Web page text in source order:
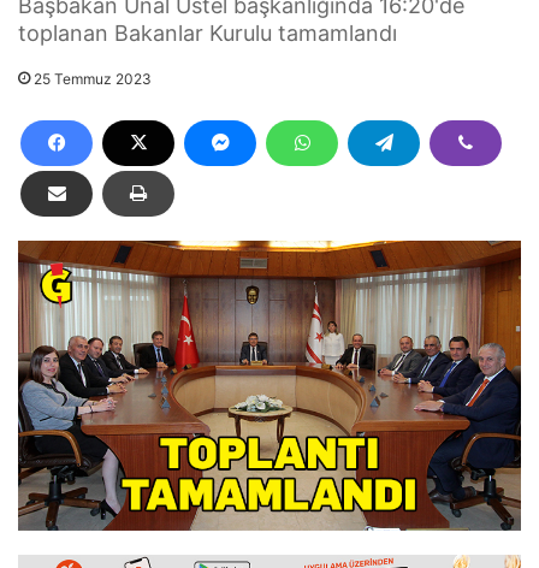
Başbakan Ünal Üstel başkanlığında 16:20'de
toplanan Bakanlar Kurulu tamamlandı
25 Temmuz 2023